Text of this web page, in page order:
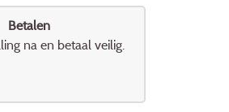
Betalen
na en betaal veilig.